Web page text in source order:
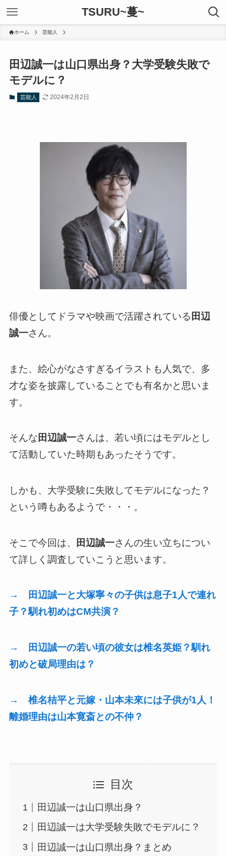
TSURU~蔓~
ホーム 芸能人
田辺誠一は山口県出身？大学受験失敗で
モデルに？
芸能人 2024年2月2日
俳優としてドラマや映画で活躍されている 田辺
誠一さん。
また、絵心がなさすぎるイラストも人気で、多
才な姿を披露していることでも有名かと思いま
す。
そんな田辺誠一さんは、若い頃にはモデルとし
て活動していた時期もあったそうです。
しかも、大学受験に失敗してモデルになった？
という噂もあるようで・・・。
そこで今回は、 田辺誠一さんの生い立ちについ
て詳しく調査していこうと思います。
→ 田辺誠一と大塚寧々の子供は息子1人で連れ
子？馴れ初めはCM共演？
→ 田辺誠一の若い頃の彼女は椎名英姫？馴れ
初めと破局理由は？
→ 椎名桔平と元嫁・山本未來には子供が1人！
離婚理由は山本寛斎との不仲？
目次
田辺誠一は山口県出身？
田辺誠一は大学受験失敗でモデルに？
田辺誠一は山口県出身？まとめ